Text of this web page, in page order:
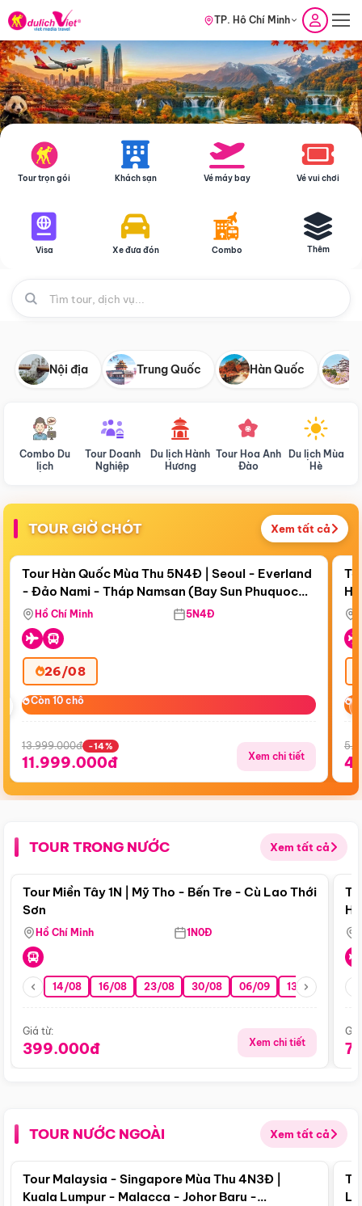
TP. Hồ Chí Minh
Tour trọn gói Khách sạn Vé máy bay Vé vui chơi
Visa Xe đưa đón Combo Thêm
Nội địa Trung Quốc Hàn Quốc
Combo Du
lịch
Tour Doanh
Nghiệp
Du lịch Hành
Hương
Tour Hoa Anh
Đào
Du lịch Mùa
Hè
TOUR GIỜ CHÓT Xem tất cả
Còn18 ngày 03:13:41
Bay Sun Phuquoc Airways
Điểm nổi bật
Tour Hàn Quốc Mùa Thu 5N4Đ | Seoul - Everland
- Đảo Nami - Tháp Namsan (Bay Sun Phuquoc
Airways)
Hồ Chí Minh 5N4Đ
26/08
Còn 10 chỗ
Còn 10 chỗ
13.999.000đ -14%
11.999.000đ Xem chi tiết
TOUR TRONG NƯỚC Xem tất cả
Điểm nổi bật
Tour Miền Tây 1N | Mỹ Tho - Bến Tre - Cù Lao Thới
Sơn
Hồ Chí Minh 1N0Đ
14/08 16/08 23/08 30/08 06/09 13/09 20/09
Giá từ:
399.000đ Xem chi tiết
TOUR NƯỚC NGOÀI Xem tất cả
Điểm nổi bật
Tour Malaysia - Singapore Mùa Thu 4N3Đ |
Kuala Lumpur - Malacca - Johor Baru -